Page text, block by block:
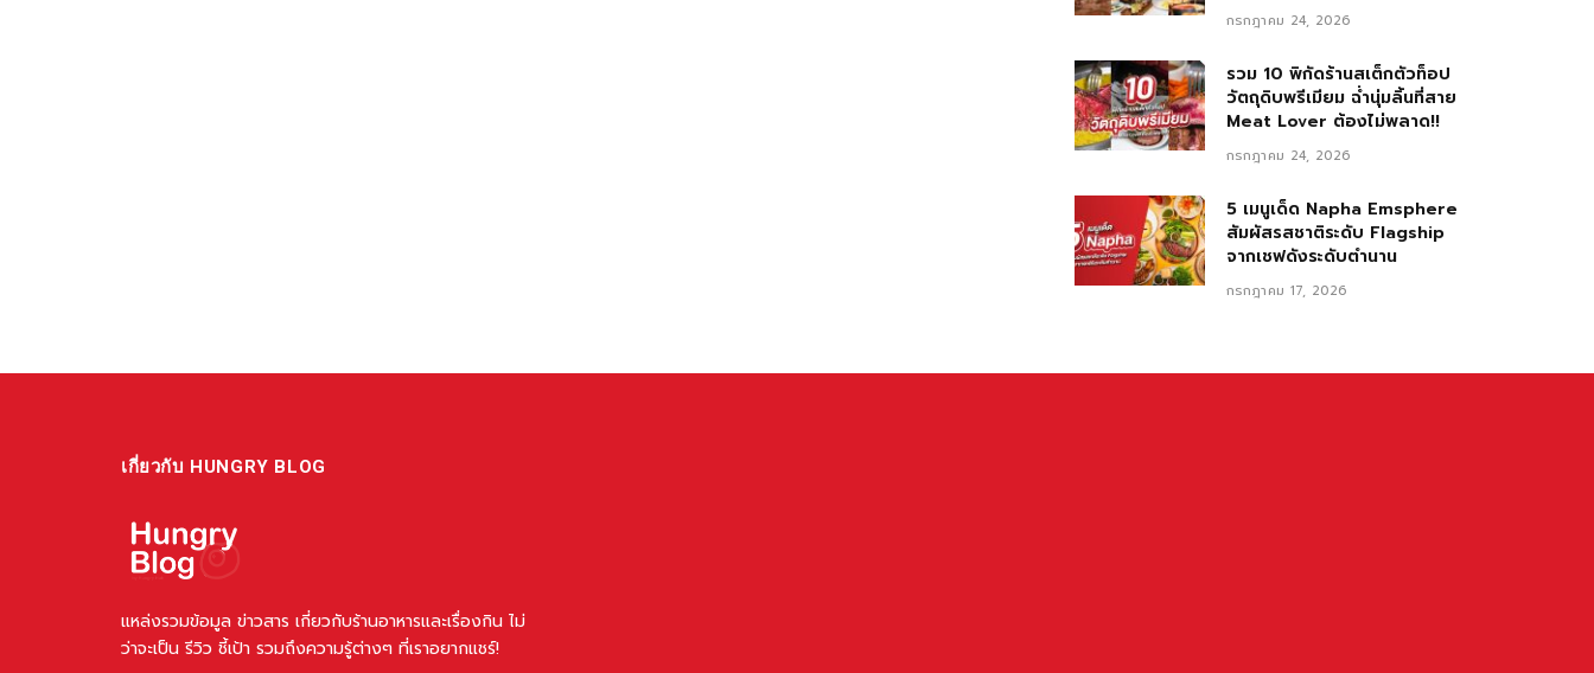
กรกฎาคม 24, 2026
รวม 10 พิกัดร้านสเต็กตัวท็อป
วัตถุดิบพรีเมียม ฉ่ำนุ่มลิ้นที่สาย
Meat Lover ต้องไม่พลาด!!
กรกฎาคม 24, 2026
5 เมนูเด็ด Napha Emsphere
สัมผัสรสชาติระดับ Flagship
จากเชฟดังระดับตำนาน
กรกฎาคม 17, 2026
เกี่ยวกับ HUNGRY BLOG
แหล่งรวมข้อมูล ข่าวสาร เกี่ยวกับร้านอาหารและเรื่องกิน ไม่
ว่าจะเป็น รีวิว ชี้เป้า รวมถึงความรู้ต่างๆ ที่เราอยากแชร์!